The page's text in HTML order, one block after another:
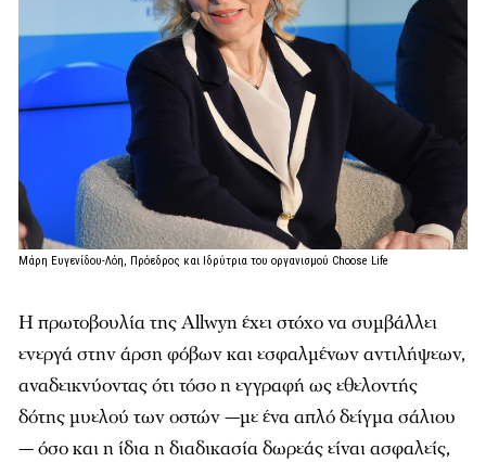
Μάρη Ευγενίδου-Λόη, Πρόεδρος και Ιδρύτρια του οργανισμού Choose Life
Η πρωτοβουλία της Allwyn έχει στόχο να συμβάλλει
ενεργά στην άρση φόβων και εσφαλμένων αντιλήψεων,
αναδεικνύοντας ότι τόσο η εγγραφή ως εθελοντής
δότης μυελού των οστών —με ένα απλό δείγμα σάλιου
— όσο και η ίδια η διαδικασία δωρεάς είναι ασφαλείς,